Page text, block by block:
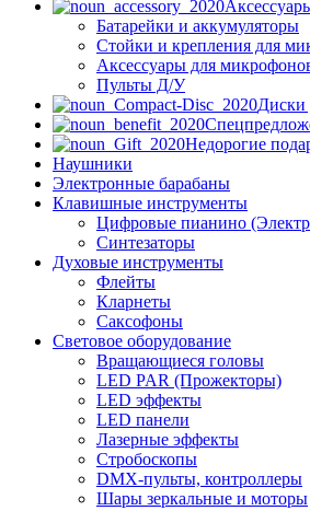
Батарейки и аккумуляторы
Стойки и крепления для
Аксессуары для
Пульты Д/У
Диски
Недорогие
Наушники
Электронные барабаны
Клавишные инструменты
Цифровые пианино
Синтезаторы
Духовые инструменты
Флейты
Кларнеты
Саксофоны
Световое оборудование
Вращающиеся головы
LED PAR (Прожекторы)
LED эффекты
LED панели
Лазерные эффекты
Стробоскопы
DMX-пульты, контроллеры
Шары зеркальные и моторы